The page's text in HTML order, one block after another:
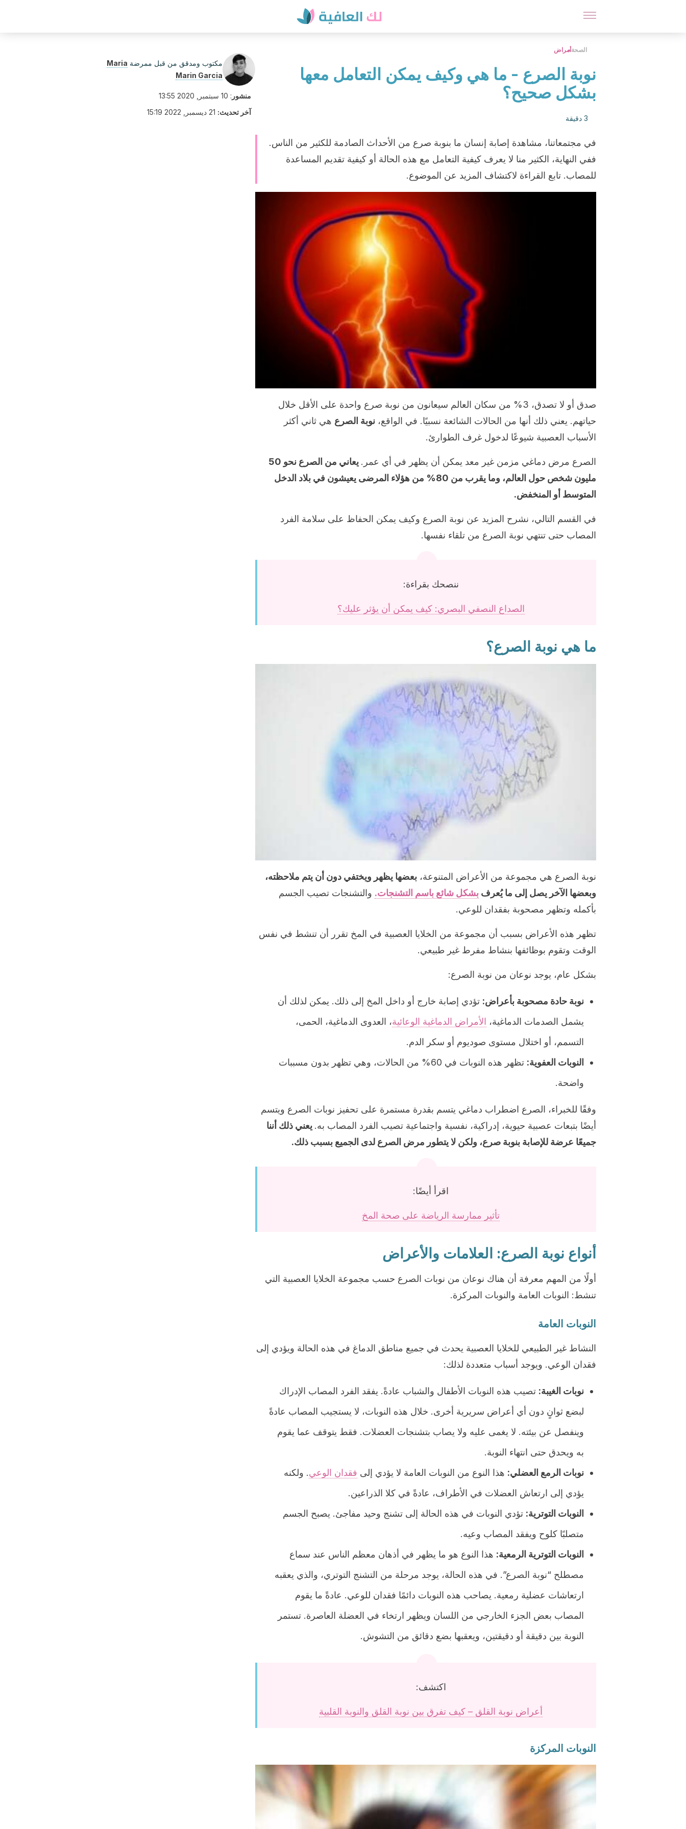
الصحةأمراض
نوبة الصرع - ما هي وكيف يمكن التعامل معها
بشكل صحيح؟
3 دقيقة
في مجتمعاتنا، مشاهدة إصابة إنسان ما بنوبة صرع من الأحداث الصادمة للكثير من الناس.
ففي النهاية، الكثير منا لا يعرف كيفية التعامل مع هذه الحالة أو كيفية تقديم المساعدة
للمصاب. تابع القراءة لاكتشاف المزيد عن الموضوع.
صدق أو لا تصدق، 3% من سكان العالم سيعانون من نوبة صرع واحدة على الأقل خلال
حياتهم. يعني ذلك أنها من الحالات الشائعة نسبيًا. في الواقع، نوبة الصرع هي ثاني أكثر
الأسباب العصبية شيوعًا لدخول غرف الطوارئ.
الصرع مرض دماغي مزمن غير معد يمكن أن يظهر في أي عمر.
يعاني من الصرع نحو 50
مليون شخص حول العالم، وما يقرب من 80% من هؤلاء المرضى يعيشون في بلاد الدخل
المتوسط أو المنخفض.
في القسم التالي، نشرح المزيد عن نوبة الصرع وكيف يمكن الحفاظ على سلامة الفرد
المصاب حتى تنتهي نوبة الصرع من تلقاء نفسها.
ننصحك بقراءة:
الصداع النصفي البصري: كيف يمكن أن يؤثر عليك؟
ما هي نوبة الصرع؟
نوبة الصرع هي مجموعة من الأعراض المتنوعة، بعضها يظهر ويختفي دون أن يتم ملاحظته،
وبعضها الآخر يصل إلى ما يُعرف بشكل شائع باسم التشنجات. والتشنجات تصيب الجسم
بأكمله وتظهر مصحوبة بفقدان للوعي.
تظهر هذه الأعراض بسبب أن مجموعة من الخلايا العصبية في المخ تقرر أن تنشط في نفس
الوقت وتقوم بوظائفها بنشاط مفرط غير طبيعي.
بشكل عام، يوجد نوعان من نوبة الصرع:
نوبة حادة مصحوبة بأعراض: تؤدي إصابة خارج أو داخل المخ إلى ذلك. يمكن لذلك أن
يشمل الصدمات الدماغية، الأمراض الدماغية الوعائية، العدوى الدماغية، الحمى،
التسمم، أو اختلال مستوى صوديوم أو سكر الدم.
النوبات العفوية:
تظهر هذه النوبات في 60% من الحالات، وهي تظهر بدون مسببات
واضحة.
وفقًا للخبراء، الصرع اضطراب دماغي يتسم بقدرة مستمرة على تحفيز نوبات الصرع ويتسم
أيضًا بتبعات عصبية حيوية، إدراكية، نفسية واجتماعية تصيب الفرد المصاب به. يعني ذلك أننا
جميعًا عرضة للإصابة بنوبة صرع، ولكن لا يتطور مرض الصرع لدى الجميع بسبب ذلك.
اقرأ أيضًا:
تأثير ممارسة الرياضة على صحة المخ
أنواع نوبة الصرع: العلامات والأعراض
أولًا من المهم معرفة أن هناك نوعان من نوبات الصرع حسب مجموعة الخلايا العصبية التي
تنشط: النوبات العامة والنوبات المركزة.
النوبات العامة
النشاط غير الطبيعي للخلايا العصبية يحدث في جميع مناطق الدماغ في هذه الحالة ويؤدي إلى
فقدان الوعي. ويوجد أسباب متعددة لذلك:
نوبات الغيبة: تصيب هذه النوبات الأطفال والشباب عادةً. يفقد الفرد المصاب الإدراك
لبضع ثوانٍ دون أي أعراض سريرية أخرى. خلال هذه النوبات، لا يستجيب المصاب عادةً
وينفصل عن بيئته. لا يغمى عليه ولا يصاب بتشنجات العضلات. فقط يتوقف عما يقوم
به ويحدق حتى انتهاء النوبة.
نوبات الرمع العضلي: هذا النوع من النوبات العامة لا يؤدي إلى فقدان الوعي. ولكنه
يؤدي إلى ارتعاش العضلات في الأطراف، عادةً في كلا الذراعين.
النوبات التوترية: تؤدي النوبات في هذه الحالة إلى تشنج وحيد مفاجئ. يصبح الجسم
متصلبًا كلوح ويفقد المصاب وعيه.
النوبات التوترية الرمعية: هذا النوع هو ما يظهر في أذهان معظم الناس عند سماع
مصطلح “نوبة الصرع”. في هذه الحالة، يوجد مرحلة من التشنج التوتري، والذي يعقبه
ارتعاشات عضلية رمعية. يصاحب هذه النوبات دائمًا فقدان للوعي. عادةً ما يقوم
المصاب بعض الجزء الخارجي من اللسان ويظهر ارتخاء في العضلة العاصرة. تستمر
النوبة بين دقيقة أو دقيقتين، ويعقبها بضع دقائق من التشوش.
اكتشف:
أعراض نوبة القلق – كيف تفرق بين نوبة القلق والنوبة القلبية
النوبات المركزة
مكتوب ومدقق من قبل ممرضة Maria
Marin Garcia
منشور : 10 سبتمبر, 2020 13:55
آخر تحديث: 21 ديسمبر, 2022 15:19